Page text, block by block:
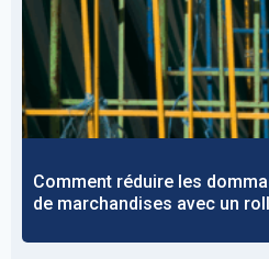
Comment réduire les
de marchandises avec un